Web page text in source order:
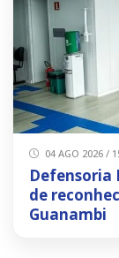
04 AGO 2026 /
de
Guanambi